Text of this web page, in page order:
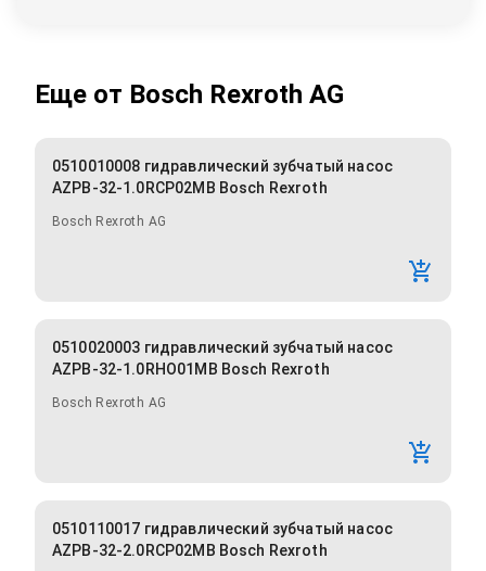
Еще от Bosch Rexroth AG
0510010008 гидравлический зубчатый насос
AZPB-32-1.0RCP02MB Bosch Rexroth
Bosch Rexroth AG
0510020003 гидравлический зубчатый насос
AZPB-32-1.0RHO01MB Bosch Rexroth
Bosch Rexroth AG
0510110017 гидравлический зубчатый насос
AZPB-32-2.0RCP02MB Bosch Rexroth